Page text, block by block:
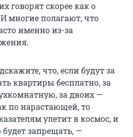
говорят скорее как о
многие полагают, что
именно из-за
что, если будут за
квартиры бесплатно, за
за двоих —
по нарастающей, то
улетит в космос, и
запрещать, —